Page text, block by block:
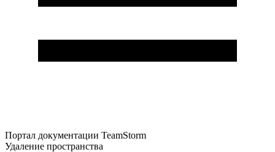
Портал документации TeamStorm
Удаление пространства